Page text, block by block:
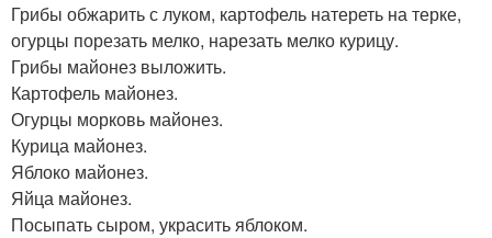
Грибы обжарить с луком, картофель натереть на терке,
огурцы порезать мелко, нарезать мелко курицу.
Грибы майонез выложить.
Картофель майонез.
Огурцы морковь майонез.
Курица майонез.
Яблоко майонез.
Яйца майонез.
Посыпать сыром, украсить яблоком.